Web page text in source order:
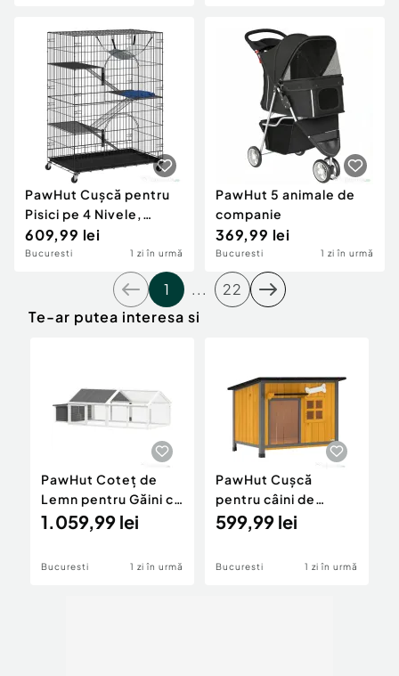
Argintiu
PawHut Cușcă pentru
Pisici pe 4 Nivele,
Cușcă Mare din Metal
cu Roți, Negru
609,99 lei
Bucuresti 1 zi în urmă
PawHut 5 animale de
companie
369,99 lei
Bucuresti 1 zi în urmă
1 ...
22
Te-ar putea interesa si
PawHut Coteț de
Lemn pentru Găini cu
Cuibar și Acoperiș
1.059,99 lei
Bucuresti 1 zi în urmă
PawHut Cușcă
pentru câini de
exterior din lemn și
599,99 lei
Bucuresti 1 zi în urmă